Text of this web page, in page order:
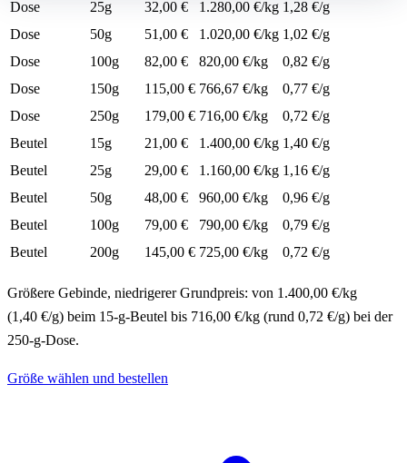
Dose
25g 32,00 € 1.280,00 €/kg 1,28 €/g
Dose
50g 51,00 € 1.020,00 €/kg 1,02 €/g
Dose
100g 82,00 € 820,00 €/kg
0,82 €/g
Dose
150g 115,00 € 766,67 €/kg
0,77 €/g
Dose
250g 179,00 € 716,00 €/kg
0,72 €/g
Beutel
15g 21,00 € 1.400,00 €/kg 1,40 €/g
Beutel
25g 29,00 € 1.160,00 €/kg 1,16 €/g
Beutel
50g 48,00 € 960,00 €/kg
0,96 €/g
Beutel
100g 79,00 € 790,00 €/kg
0,79 €/g
Beutel
200g 145,00 € 725,00 €/kg 0,72 €/g
Größere Gebinde, niedrigerer Grundpreis: von 1.400,00 €/kg
(1,40 €/g) beim 15-g-Beutel bis 716,00 €/kg (rund 0,72 €/g) bei der
250-g-Dose.
Größe wählen und bestellen